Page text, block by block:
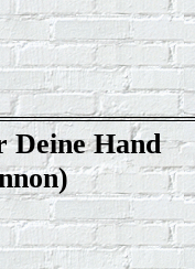
Hand